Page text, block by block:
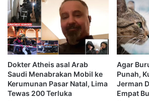
Dokter Atheis asal Arab
Saudi Menabrakan Mobil ke
Kerumunan Pasar Natal, Lima
Tewas 200 Terluka
Agar
Punah,
Jerman
Empat